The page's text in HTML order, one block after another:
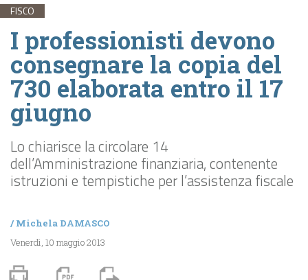
FISCO
I professionisti devono
consegnare la copia del
730 elaborata entro il 17
giugno
Lo chiarisce la circolare 14
dell’Amministrazione finanziaria, contenente
istruzioni e tempistiche per l’assistenza fiscale
/Michela DAMASCO
Venerdì, 10 maggio 2013